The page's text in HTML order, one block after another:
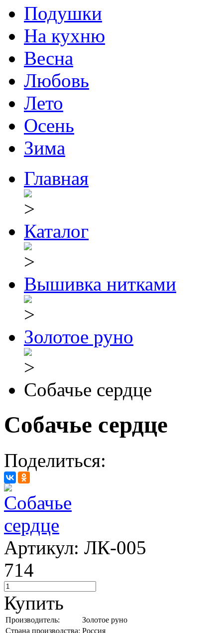
Подушки
На кухню
Весна
Любовь
Лето
Осень
Зима
Главная
Каталог
Вышивка нитками
Золотое руно
Собачье сердце
Собачье сердце
Поделиться:
Артикул: ЛК-005
714
Купить
Производитель:
Золотое руно
Страна производства: Россия